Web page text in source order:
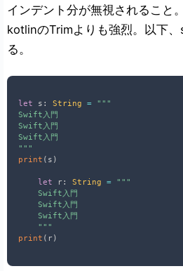
インデント分が無視されること。
kotlinのTrimよりも強烈。以下
る。
let s : String =
"""
Swift入門
Swift入門
Swift入門
"""
print ( s )
let r: String =
"""
    Swift入門
    Swift入門
    Swift入門
    """
print ( r)